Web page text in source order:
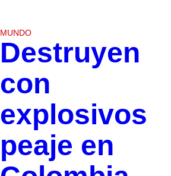
MUNDO
Destruyen
con
explosivos
peaje en